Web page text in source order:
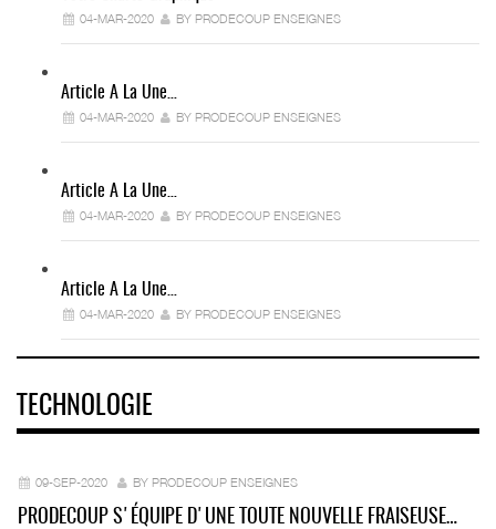
04-MAR-2020 BY PRODECOUP ENSEIGNES
Article A La Une…
04-MAR-2020 BY PRODECOUP ENSEIGNES
Article A La Une…
04-MAR-2020 BY PRODECOUP ENSEIGNES
Article A La Une…
04-MAR-2020 BY PRODECOUP ENSEIGNES
TECHNOLOGIE
09-SEP-2020 BY PRODECOUP ENSEIGNES
PRODECOUP S'ÉQUIPE D'UNE TOUTE NOUVELLE FRAISEUSE…